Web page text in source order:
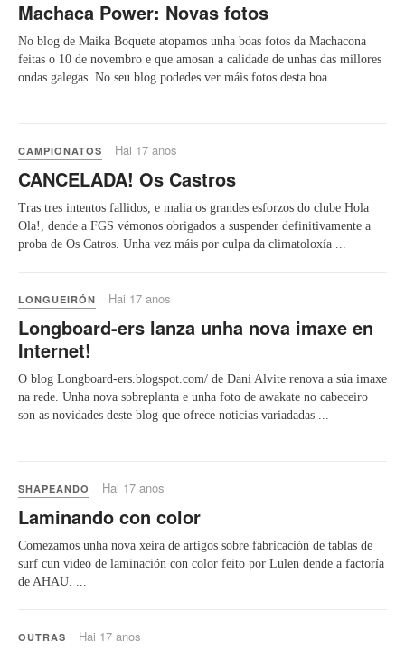
Machaca Power: Novas fotos
No blog de Maika Boquete atopamos unha boas fotos da Machacona
feitas o 10 de novembro e que amosan a calidade de unhas das millores
ondas galegas. No seu blog podedes ver máis fotos desta boa ...
CAMPIONATOS Hai 17 anos
CANCELADA! Os Castros
Tras tres intentos fallidos, e malia os grandes esforzos do clube Hola
Ola!, dende a FGS vémonos obrigados a suspender definitivamente a
proba de Os Catros. Unha vez máis por culpa da climatoloxía ...
LONGUEIRÓN Hai 17 anos
Longboard-ers lanza unha nova imaxe en
Internet!
O blog Longboard-ers.blogspot.com/ de Dani Alvite renova a súa imaxe
na rede. Unha nova sobreplanta e unha foto de awakate no cabeceiro
son as novidades deste blog que ofrece noticias variadadas ...
SHAPEANDO Hai 17 anos
Laminando con color
Comezamos unha nova xeira de artigos sobre fabricación de tablas de
surf cun video de laminación con color feito por Lulen dende a factoría
de AHAU. ...
OUTRAS Hai 17 anos